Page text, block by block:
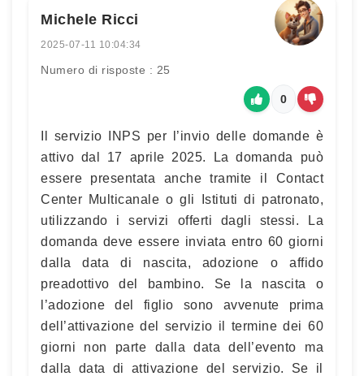
Michele Ricci
2025-07-11 10:04:34
Numero di risposte : 25
0
Il servizio INPS per l’invio delle domande è
attivo dal 17 aprile 2025. La domanda può
essere presentata anche tramite il Contact
Center Multicanale o gli Istituti di patronato,
utilizzando i servizi offerti dagli stessi. La
domanda deve essere inviata entro 60 giorni
dalla data di nascita, adozione o affido
preadottivo del bambino. Se la nascita o
l’adozione del figlio sono avvenute prima
dell’attivazione del servizio il termine dei 60
giorni non parte dalla data dell’evento ma
dalla data di attivazione del servizio. Se il